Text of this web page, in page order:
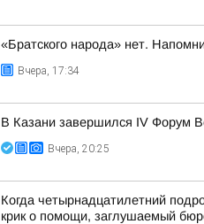
«Братского народа» нет.
Вчера, 17:34
В Казани завершился IV Форум
Вчера, 20:25
Когда четырнадцатилетний
крик о помощи, заглушаемый